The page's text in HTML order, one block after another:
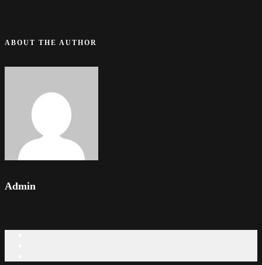
ABOUT THE AUTHOR
Admin